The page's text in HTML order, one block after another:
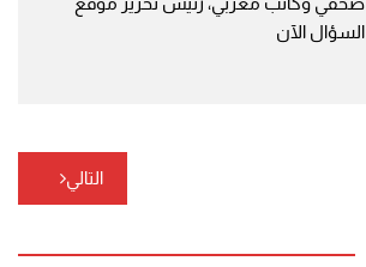
السؤال الآن
التالي